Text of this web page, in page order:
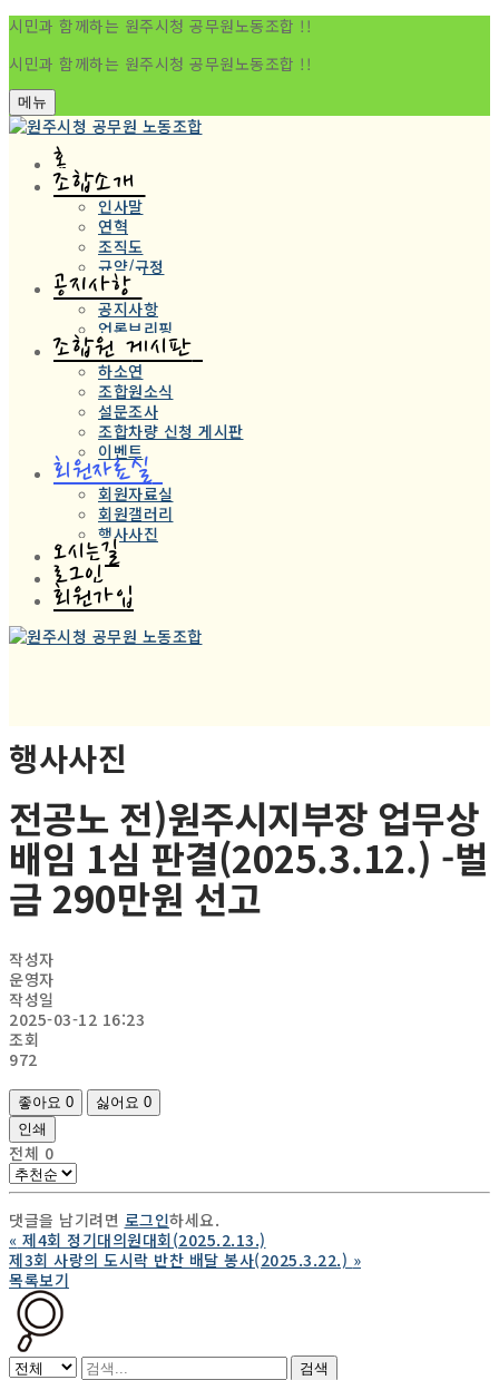
시민과 함께하는 원주시청 공무원노동조합 !!
시민과 함께하는 원주시청 공무원노동조합 !!
메뉴
홈
조합소개
인사말
연혁
조직도
규약/규정
공지사항
공지사항
언론브리핑
조합원 게시판
하소연
조합원소식
설문조사
조합차량 신청 게시판
이벤트
회원자료실
회원자료실
회원갤러리
행사사진
오시는길
로그인
회원가입
행사사진
전공노 전)원주시지부장 업무상
배임 1심 판결(2025.3.12.) -벌
금 290만원 선고
작성자
운영자
작성일
2025-03-12 16:23
조회
972
좋아요 0 싫어요 0
인쇄
전체 0
댓글을 남기려면 로그인하세요.
« 제4회 정기대의원대회(2025.2.13.)
제3회 사랑의 도시락 반찬 배달 봉사(2025.3.22.) »
목록보기
검색